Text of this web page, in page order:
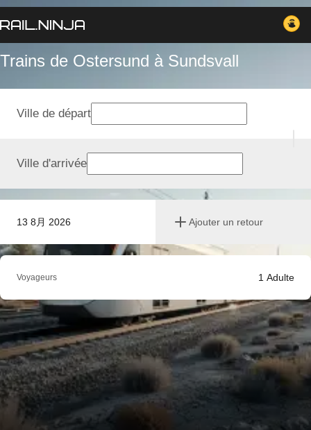
Trains de Ostersund à Sundsvall
13 8月 2026 Ajouter un retour
Ville de départ
Ville d'arrivée
Voyageurs 1 Adulte